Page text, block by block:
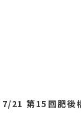
】7/21 第15回